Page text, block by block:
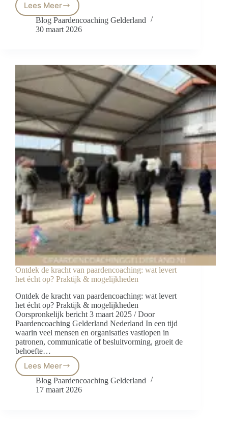
Lees MeerPaarden
begrijpen
menselijke
Blog Paardencoaching Gelderland
30 maart 2026
Ontdek de kracht van paardencoaching: wat levert
het écht op? Praktijk & mogelijkheden
Ontdek de kracht van paardencoaching: wat levert
het écht op? Praktijk & mogelijkheden
Oorspronkelijk bericht 3 maart 2025 / Door
Paardencoaching Gelderland Nederland In een tijd
waarin veel mensen en organisaties vastlopen in
patronen, communicatie of besluitvorming, groeit de
behoefte…
Lees Meer
Ontdek
de
kracht
Blog Paardencoaching Gelderland
17 maart 2026